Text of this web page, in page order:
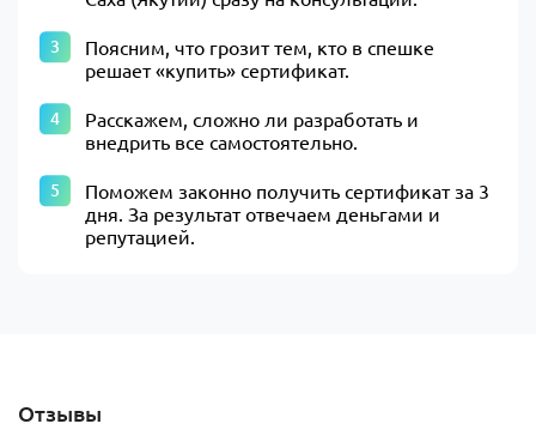
Поясним, что грозит тем, кто в спешке
решает «купить» сертификат.
Расскажем, сложно ли разработать и
внедрить все самостоятельно.
Поможем законно получить сертификат за 3
дня. За результат отвечаем деньгами и
репутацией.
Отзывы